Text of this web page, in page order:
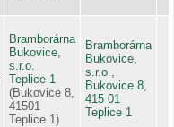
Bramborárna
Bukovice,
s.r.o.
Teplice 1
(Bukovice 8,
41501
Teplice 1)
Bramborárna
Bukovice,
s.r.o.,
Bukovice 8,
415 01
Teplice 1